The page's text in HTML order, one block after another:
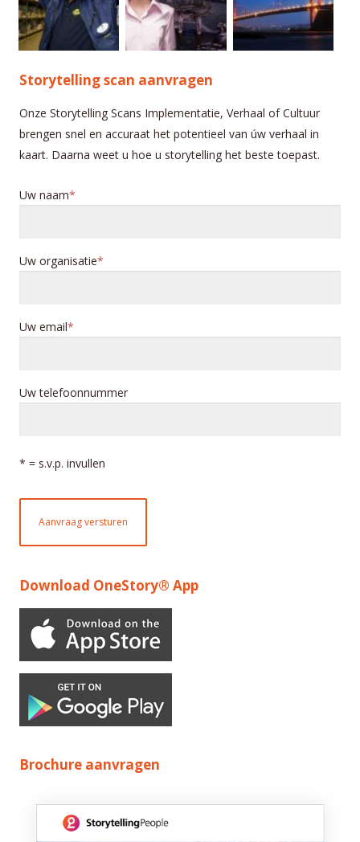
Storytelling scan aanvragen
Onze Storytelling Scans Implementatie, Verhaal of Cultuur
brengen snel en accuraat het potentieel van úw verhaal in
kaart. Daarna weet u hoe u storytelling het beste toepast.
Uw naam
Uw organisatie
Uw email
Uw telefoonnummer
* = s.v.p. invullen
Aanvraag versturen
Download OneStory® App
Brochure aanvragen